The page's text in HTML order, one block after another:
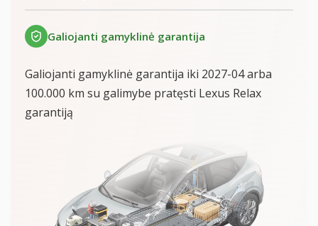
Galiojanti gamyklinė garantija
Galiojanti gamyklinė garantija iki 2027-04 arba
100.000 km su galimybe pratęsti Lexus Relax
garantiją